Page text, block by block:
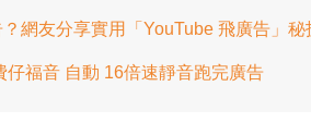
網友分享實用「YouTube 飛廣告」秘
仔福音 自動 16倍速靜音跑完廣告